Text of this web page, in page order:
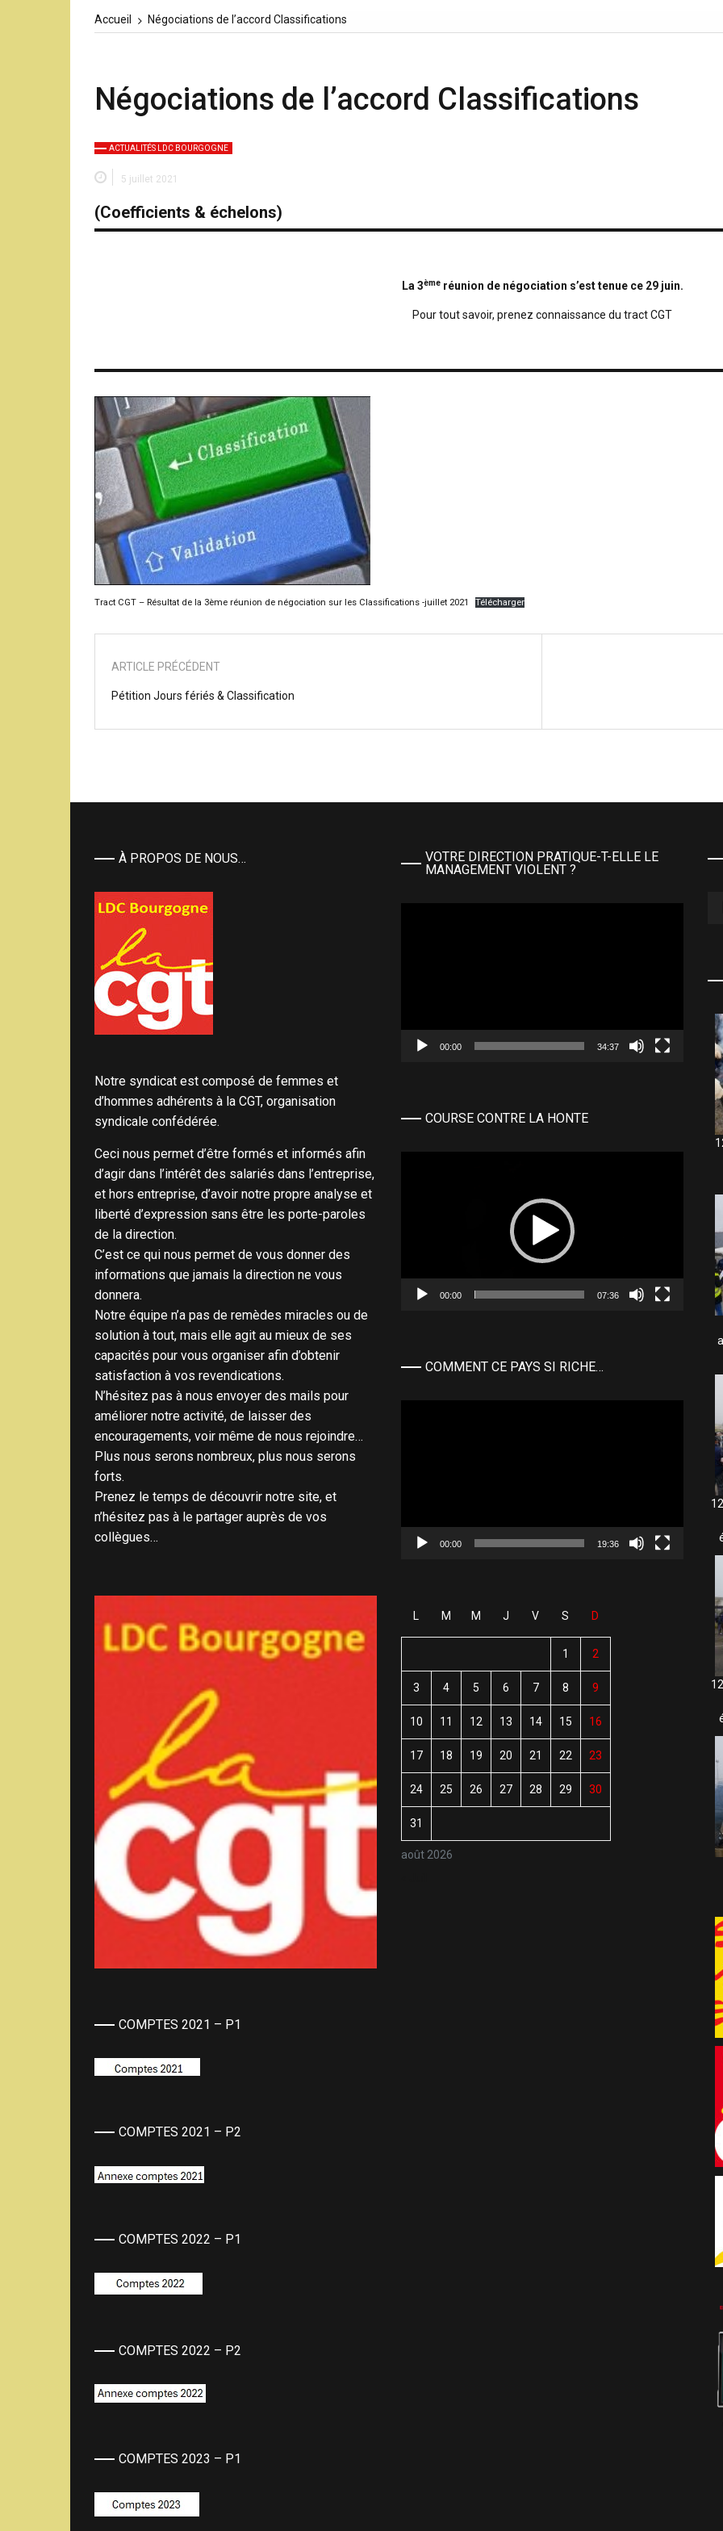
ACTIVITÉS SOCIALES ET
CULTURELLES PROPOSÉES PAR LA
Accueil Négociations de l’accord Classifications
Négociations de l’accord Classifications
ACTUALITÉS LDC BOURGOGNE
5 juillet 2021
(Coefficients & échelons)
La 3èmeréunion de négociation s’est tenue ce 29 juin.
Pour tout savoir, prenez connaissance du tract CGT
Tract CGT – Résultat de la 3ème réunion de négociation sur les Classifications -juillet 2021 Télécharger
ARTICLE PRÉCÉDENT
Pétition Jours fériés & Classification
À PROPOS DE NOUS…
Notre syndicat est composé de femmes et
d’hommes adhérents à la CGT, organisation
syndicale confédérée.
Ceci nous permet d’être formés et informés afin
d’agir dans l’intérêt des salariés dans l’entreprise,
et hors entreprise, d’avoir notre propre analyse et
liberté d’expression sans être les porte-paroles
de la direction.
C’est ce qui nous permet de vous donner des
informations que jamais la direction ne vous
donnera.
Notre équipe n’a pas de remèdes miracles ou de
solution à tout, mais elle agit au mieux de ses
capacités pour vous organiser afin d’obtenir
satisfaction à vos revendications.
N’hésitez pas à nous envoyer des mails pour
améliorer notre activité, de laisser des
encouragements, voir même de nous rejoindre…
Plus nous serons nombreux, plus nous serons
forts.
Prenez le temps de découvrir notre site, et
n’hésitez pas à le partager auprès de vos
collègues…
COMPTES 2021 – P1
COMPTES 2021 – P2
COMPTES 2022 – P1
COMPTES 2022 – P2
COMPTES 2023 – P1
VOTRE DIRECTION PRATIQUE-T-ELLE LE
MANAGEMENT VIOLENT ?
00:00 34:37
COURSE CONTRE LA HONTE
00:00 07:36
COMMENT CE PAYS SI RICHE…
00:00 19:36
août 2026
L M M J V S D
1 2
3 4 5 6 7 8 9
10 11 12 13 14 15 16
17 18 19 20 21 22 23
24 25 26 27 28 29 30
31